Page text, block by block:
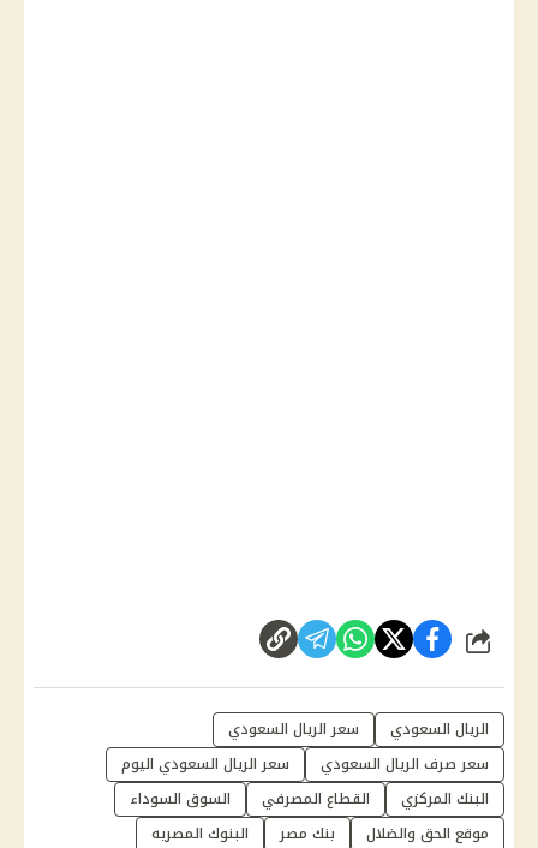
شارك
الريال السعودي
سعر الريال السعودي
سعر صرف الريال السعودي
سعر الريال السعودي اليوم
البنك المركزي
القطاع المصرفي
السوق السوداء
موقع الحق والضلال
بنك مصر
البنوك المصريه